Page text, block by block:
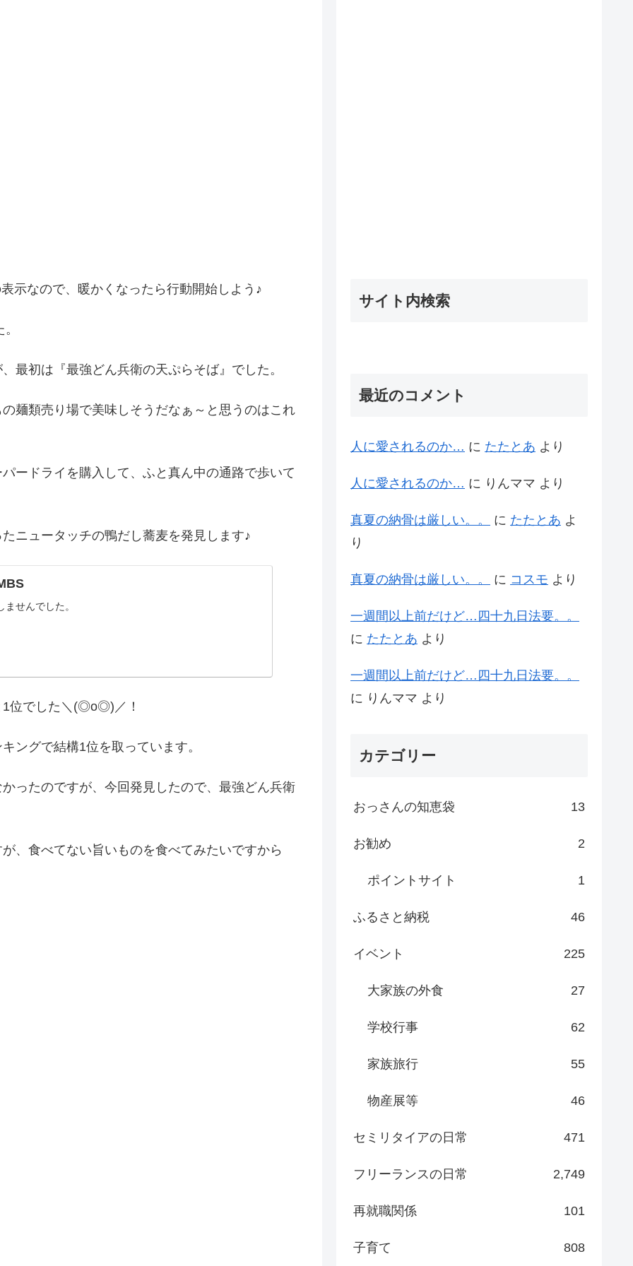
示なので、暖かくなったら行動開始しよう♪
最初は『最強どん兵衛の天ぷらそば』でした。
麺類売り場で美味しそうだなぁ～と思うのはこれ
ードライを購入して、ふと真ん中の通路で歩いて
ニュータッチの鴨だし蕎麦を発見します♪
せんでした。
1位でした＼(◎o◎)／！
ングで結構1位を取っています。
ったのですが、今回発見したので、最強どん兵衛
、食べてない旨いものを食べてみたいですから
サイト内検索
最近のコメント
人に愛されるのか… に たたとあ より
人に愛されるのか… に りんママ より
真夏の納骨は厳しい。。 に たたとあ よ
り
真夏の納骨は厳しい。。 に コスモ より
一週間以上前だけど…四十九日法要。。
に たたとあ より
一週間以上前だけど…四十九日法要。。
に りんママ より
カテゴリー
おっさんの知恵袋 13
お勧め 2
ポイントサイト 1
ふるさと納税 46
イベント 225
大家族の外食 27
学校行事 62
家族旅行 55
物産展等 46
セミリタイアの日常 471
フリーランスの日常 2,749
再就職関係 101
子育て 808